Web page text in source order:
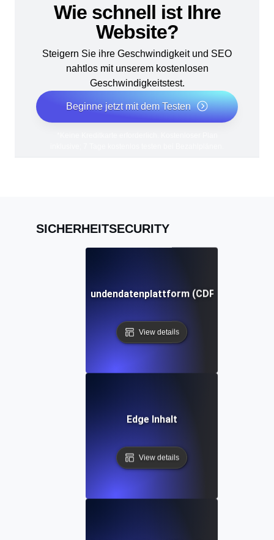
Wie schnell ist Ihre
Website?
Steigern Sie ihre Geschwindigkeit und SEO
nahtlos mit unserem kostenlosen
Geschwindigkeitstest.
Beginne jetzt mit dem Testen
SICHERHEITSECURITY
Kundendatenplattform (CDP)
View details
Edge Inhalt
View details